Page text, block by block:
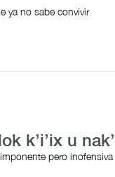
ya no sabe convivir
k’i’ix u nak’
pero inofensiva